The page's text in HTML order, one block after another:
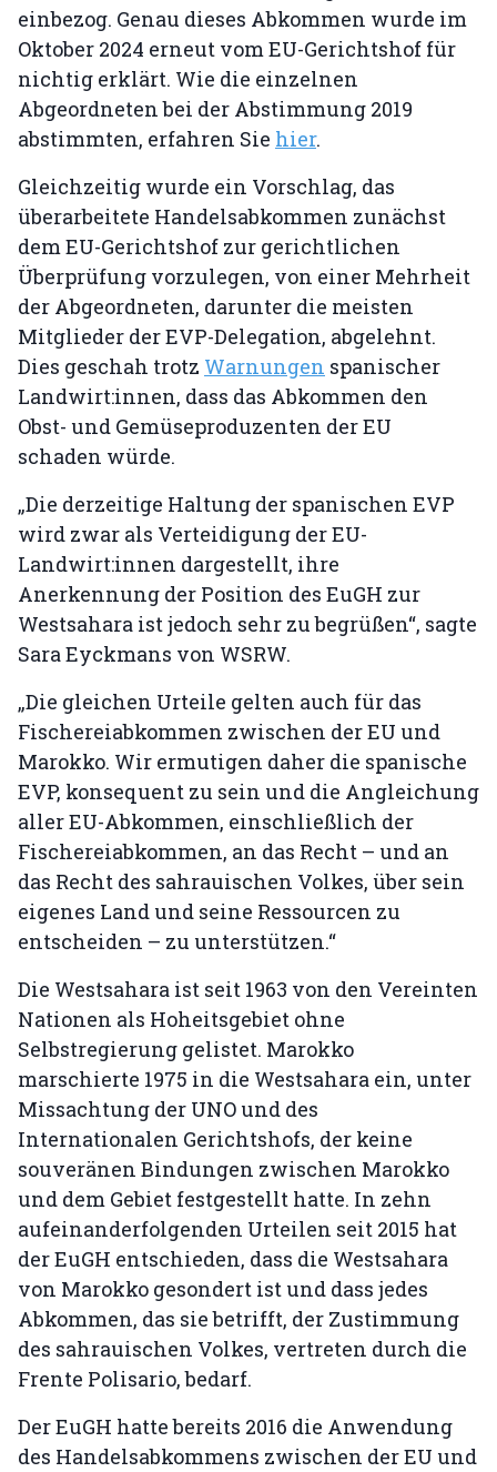
einbezog. Genau dieses Abkommen wurde im
Oktober 2024 erneut vom EU-Gerichtshof für
nichtig erklärt. Wie die einzelnen
Abgeordneten bei der Abstimmung 2019
abstimmten, erfahren Sie hier.
Gleichzeitig wurde ein Vorschlag, das
überarbeitete Handelsabkommen zunächst
dem EU-Gerichtshof zur gerichtlichen
Überprüfung vorzulegen, von einer Mehrheit
der Abgeordneten, darunter die meisten
Mitglieder der EVP-Delegation, abgelehnt.
Dies geschah trotz Warnungen spanischer
Landwirt:innen, dass das Abkommen den
Obst- und Gemüseproduzenten der EU
schaden würde.
„Die derzeitige Haltung der spanischen EVP
wird zwar als Verteidigung der EU-
Landwirt:innen dargestellt, ihre
Anerkennung der Position des EuGH zur
Westsahara ist jedoch sehr zu begrüßen“, sagte
Sara Eyckmans von WSRW.
„Die gleichen Urteile gelten auch für das
Fischereiabkommen zwischen der EU und
Marokko. Wir ermutigen daher die spanische
EVP, konsequent zu sein und die Angleichung
aller EU-Abkommen, einschließlich der
Fischereiabkommen, an das Recht – und an
das Recht des sahrauischen Volkes, über sein
eigenes Land und seine Ressourcen zu
entscheiden – zu unterstützen.“
Die Westsahara ist seit 1963 von den Vereinten
Nationen als Hoheitsgebiet ohne
Selbstregierung gelistet. Marokko
marschierte 1975 in die Westsahara ein, unter
Missachtung der UNO und des
Internationalen Gerichtshofs, der keine
souveränen Bindungen zwischen Marokko
und dem Gebiet festgestellt hatte. In zehn
aufeinanderfolgenden Urteilen seit 2015 hat
der EuGH entschieden, dass die Westsahara
von Marokko gesondert ist und dass jedes
Abkommen, das sie betrifft, der Zustimmung
des sahrauischen Volkes, vertreten durch die
Frente Polisario, bedarf.
Der EuGH hatte bereits 2016 die Anwendung
des Handelsabkommens zwischen der EU und